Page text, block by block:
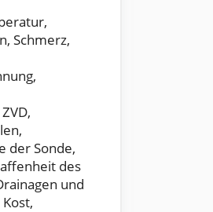
Schmerz,
der Sonde,
des
und